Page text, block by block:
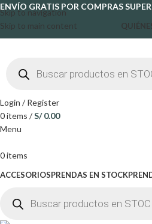
Skip to navigation
Skip to main content
ENVÍO GRATIS POR COMPRAS
Login / Register
0items /S/0.00
Menu
0items
ACCESORIOSPRENDAS EN STOCK